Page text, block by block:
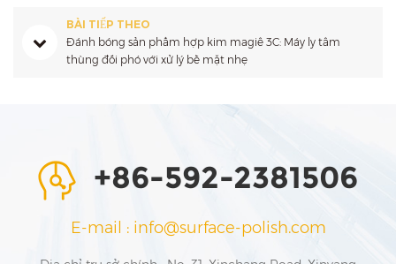
BÀI TIẾP THEO
Đánh bóng sản phẩm hợp kim magiê 3C: Máy ly tâm
thùng đối phó với xử lý bề mặt nhẹ
+86-592-2381506
E-mail : info@surface-polish.com